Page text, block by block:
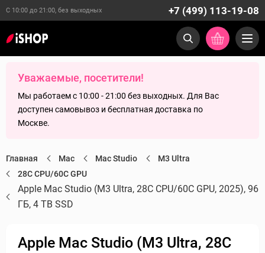
С 10:00 до 21:00, без выходных +7 (499) 113-19-08
Уважаемые, посетители!
Мы работаем с 10:00 - 21:00 без выходных. Для Вас
доступен самовывоз и бесплатная доставка по
Москве.
Главная Mac Mac Studio
M3 Ultra
28C CPU/60C GPU
Apple Mac Studio (M3 Ultra, 28C CPU/60C GPU, 2025), 96
ГБ, 4 TB SSD
Apple Mac Studio (M3 Ultra, 28C